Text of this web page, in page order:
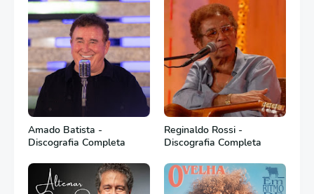
Amado Batista -
Discografia Completa
Reginaldo Rossi -
Discografia Completa